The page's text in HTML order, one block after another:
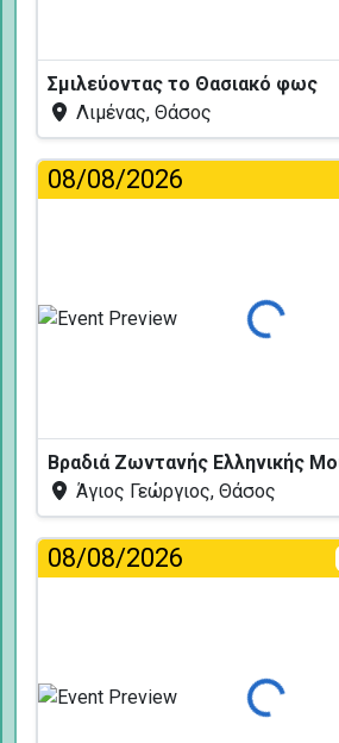
Σμιλεύοντας το Θασιακό φως
Λιμένας, Θάσος
08/08/2026
Φόρτωση...
Άγιος Γεώργιος, Θάσος
08/08/2026
Φόρτωση...